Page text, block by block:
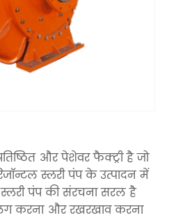
और पेशेवर फैक्ट्री है जो
स्लरी पंप के उत्पादन में
स्लरी पंप की संरचना सरल है
करना और रखरखाव करना